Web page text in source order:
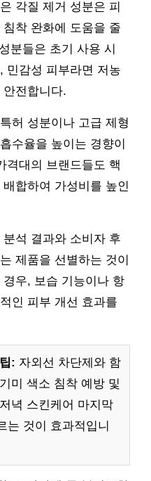
각질 제거 성분은 피
착 완화에 도움을 줄
분들은 초기 사용 시
민감성 피부라면 저농
전합니다.
허 성분이나 고급 제형
수율을 높이는 경향이
격대의 브랜드들도 핵
합하여 가성비를 높인
석 결과와 소비자 후
제품을 선별하는 것이
우, 보습 기능이나 항
인 피부 개선 효과를
: 자외선 차단제와 함
미 색소 침착 예방 및
녁 스킨케어 마지막
는 것이 효과적입니